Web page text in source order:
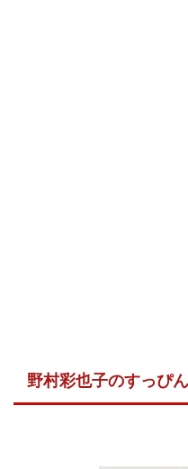
野村彩也子のすっぴ